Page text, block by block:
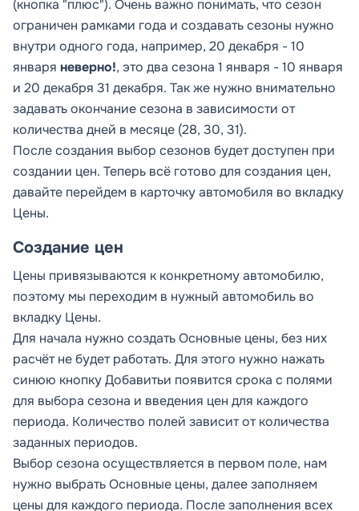
(кнопка "плюс"). Очень важно понимать, что сезон
ограничен рамками года и создавать сезоны нужно
внутри одного года, например, 20 декабря - 10
января неверно!, это два сезона 1 января - 10 января
и 20 декабря 31 декабря. Так же нужно внимательно
задавать окончание сезона в зависимости от
количества дней в месяце (28, 30, 31).
После создания выбор сезонов будет доступен при
создании цен. Теперь всё готово для создания цен,
давайте перейдем в карточку автомобиля во вкладку
Цены.
Создание цен
Цены привязываются к конкретному автомобилю,
поэтому мы переходим в нужный автомобиль во
вкладку Цены.
Для начала нужно создатьОсновные цены, без них
расчёт не будет работать. Для этого нужно нажать
синюю кнопкуДобавитьи появится срока с полями
для выбора сезона и введения цен для каждого
периода. Количество полей зависит от количества
заданных периодов.
Выбор сезона осуществляется в первом поле, нам
нужно выбратьОсновные цены, далее заполняем
цены для каждого периода. После заполнения всех